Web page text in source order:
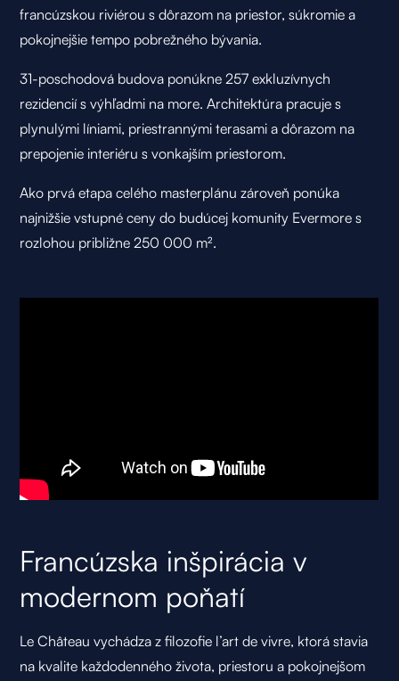
francúzskou riviérou s dôrazom na priestor, súkromie a
pokojnejšie tempo pobrežného bývania.
31-poschodová budova ponúkne 257 exkluzívnych
rezidencií s výhľadmi na more. Architektúra pracuje s
plynulými líniami, priestrannými terasami a dôrazom na
prepojenie interiéru s vonkajším priestorom.
Ako prvá etapa celého masterplánu zároveň ponúka
najnižšie vstupné ceny do budúcej komunity Evermore s
rozlohou približne 250 000 m².
Francúzska inšpirácia v
modernom poňatí
Le Château vychádza z filozofie l’art de vivre, ktorá stavia
na kvalite každodenného života, priestoru a pokojnejšom